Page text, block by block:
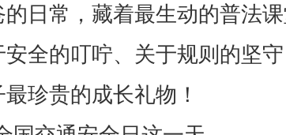
的日常，藏着最生动的普法
安全的叮咛、关于规则的坚守
珍贵的成长礼物！